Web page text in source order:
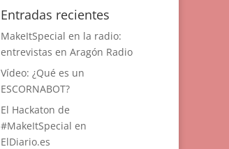
Entradas recientes
MakeItSpecial en la radio:
entrevistas en Aragón Radio
Vídeo: ¿Qué es un
ESCORNABOT?
El Hackaton de
#MakeItSpecial en
ElDiario.es